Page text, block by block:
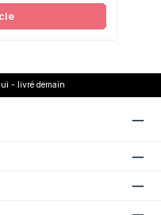
la mentalité du
- livré demain